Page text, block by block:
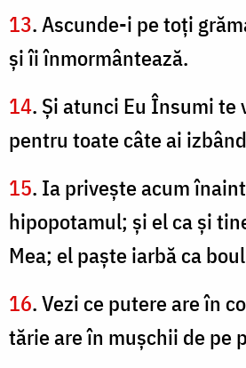
13. Ascunde-i pe toţi
şi îi înmormântează.
14. Şi atunci Eu Însumi te
pentru toate câte ai
15. Ia priveşte acum
hipopotamul; şi el ca şi
Mea; el paşte iarbă ca
16. Vezi ce putere are în
tărie are în muşchii de pe